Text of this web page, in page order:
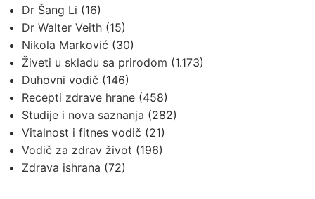
Dr Šang Li (16)
Dr Walter Veith (15)
Nikola Marković (30)
Živeti u skladu sa prirodom (1.173)
Duhovni vodič (146)
Recepti zdrave hrane (458)
Studije i nova saznanja (282)
Vitalnost i fitnes vodič (21)
Vodič za zdrav život (196)
Zdrava ishrana (72)